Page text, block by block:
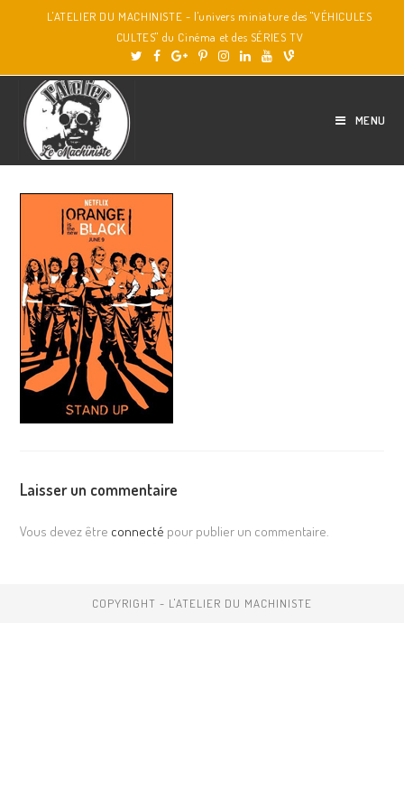
L'ATELIER DU MACHINISTE - l'univers miniature des "VÉHICULES
CULTES" du Cinéma et des SÉRIES TV
MENU
Laisser un commentaire
Vous devez être connecté pour publier un commentaire.
COPYRIGHT - L'ATELIER DU MACHINISTE